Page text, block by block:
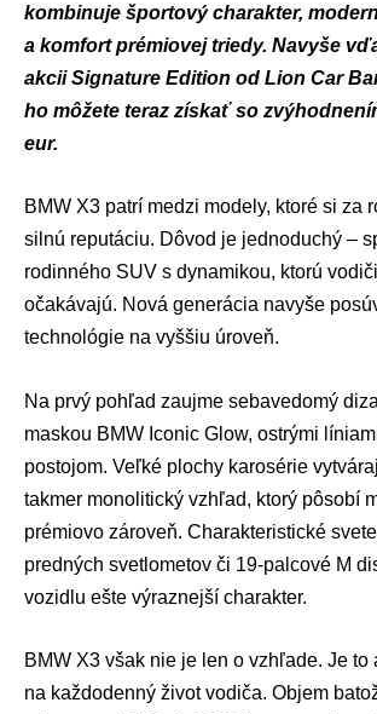
kombinuje športový charakter,
a komfort prémiovej triedy. Navyše
akcii Signature Edition od Lion Car
ho môžete teraz získať so
eur.
BMW X3 patrí medzi modely, ktoré si za
silnú reputáciu. Dôvod je jednoduchý –
rodinného SUV s dynamikou, ktorú
očakávajú. Nová generácia navyše
technológie na vyššiu úroveň.
Na prvý pohľad zaujme sebavedomý
maskou BMW Iconic Glow, ostrými
postojom. Veľké plochy karosérie
takmer monolitický vzhľad, ktorý pôsobí
prémiovo zároveň. Charakteristické
predných svetlometov či 19-palcové M
vozidlu ešte výraznejší charakter.
BMW X3 však nie je len o vzhľade. Je to
na každodenný život vodiča. Objem